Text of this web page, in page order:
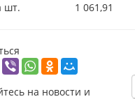
шт.
1 061,91
на новости и